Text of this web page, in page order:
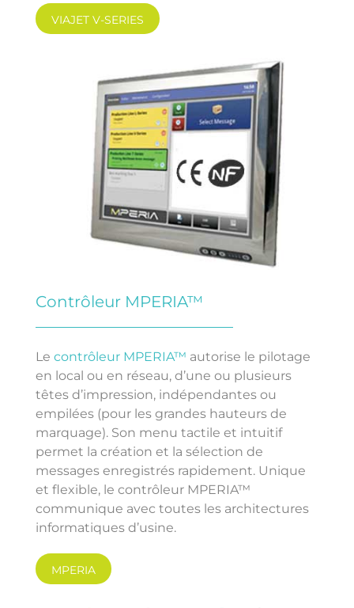
VIAJET V-SERIES
Contrôleur MPERIA™
Le contrôleur MPERIA™ autorise le pilotage
en local ou en réseau, d’une ou plusieurs
têtes d’impression, indépendantes ou
empilées (pour les grandes hauteurs de
marquage). Son menu tactile et intuitif
permet la création et la sélection de
messages enregistrés rapidement. Unique
et flexible, le contrôleur MPERIA™
communique avec toutes les architectures
informatiques d’usine.
MPERIA